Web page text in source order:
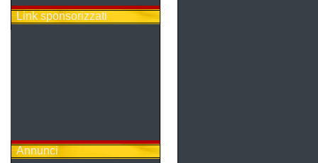
Link sponsorizzati
Annunci